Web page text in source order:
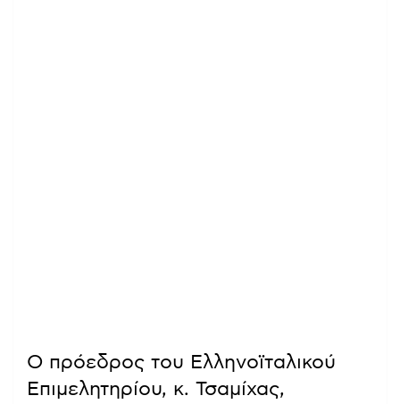
Ο πρόεδρος του Ελληνοϊταλικού
Επιμελητηρίου, κ. Τσαμίχας,